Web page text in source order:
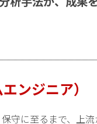
ンジニア）
守に至るまで、上